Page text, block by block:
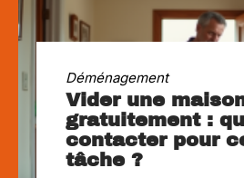
Déménagement
Vider une
gratuitement :
contacter pour
tâche ?